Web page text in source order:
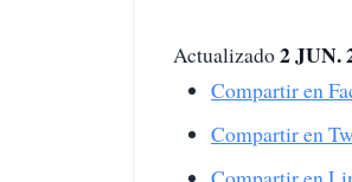
Actualizado2 JUN.
Compartir en
Compartir en